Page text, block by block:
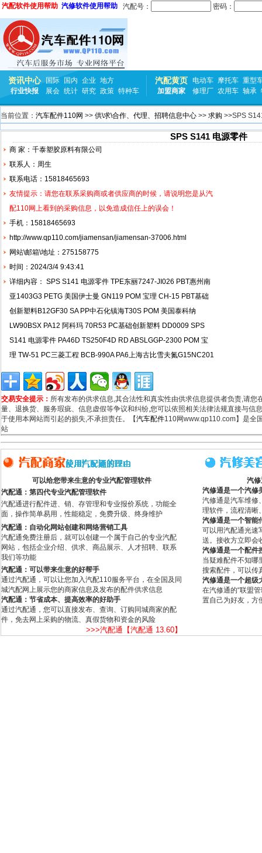
汽配软件使用帮助 汽修软件使用帮助 汽配号： 密码：
资讯中心 国际 国内 企业 地方
行业快报
展会 统计 研究 政策 特种车
汽配黄页 电动车 摩托车 重型
加盟商家
修理厂 农用车 轴承
当前位置： 汽车配件110网 >> 供\求\合作、代理、招聘信息中心 >> 求购 >>SPS
SPS S141 电源零件
商 家：千泰塑胶原料有限公司
联系人：周生
联系电话：15818465693
友情提示：请您在联系采购商或者供应商的时候，请说明您是从汽
配110网上看到的采购信息，以免造成信任上的误会！
手机：15818465693
http://www.qp110.com/jiamensan/jiamensan-37006.html
网站\邮箱\地址：275158775
时间：2024/3/4 9:43:41
详细内容： SPS S141 电源零件 TPE东丽7247-JI026 PBT惠州南
亚1403G3 PETG 美国伊士曼 GN119 POM 宝理 CH-15 PBT基础
创新塑料B12GF30 SA PP中石化镇海T30S POM 美国泰科纳
LW90BSX PA12 阿科玛 70R53 PC基础创新塑料 DD0009 SPS
S141 电源零件 PA46D TS250F4D RD ABSLGGP-2300 POM 宝
理 TW-51 PC三菱工程 BCB-990A PA6上海古比雪夫氮G15NC201
交易安全提示： 所有发布的供求信息,其合法性和真实性由供求信息提供者负责,请
量、退换货、服务瑕疵、信息虚假等争议和纠纷,您可以依照相关法律法规直接与信
于使用本网站而引起的损失,不承担责任。【汽车配件110网www.qp110.com】是全
站
可以给您带来生意的专业汽配管理软件
汽配通：第四代专业汽配管理软件
汽配通进行配件进、销、存管理和专业报价系统，功能全
面，操作简单易用，性能稳定，免费升级、终身维护
汽配通：自动化网站创建和网络营销工具
汽配通免费注册后，就可以创建一个属于自己的专业汽配
网站，包括企业介绍、供求、商品展示、人才招聘、联系
我们等功能
汽配通：可以带来生意的好帮手
通过汽配通，可以让您加入汽配110服务平台，在全国及同
城汽配网上展示您的商家信息及发布的配件供求信息
汽配通：节省成本、提高效率的好助手
通过汽配通，您可以直接发布、查询、订购同城商家的配
件，免去网上采购的物流、真假货物和资金的风险
>>>汽配通【汽配通 13.60】
汽
汽修通是一个汽修
汽修通是汽车维修
理软件，流程清晰
汽修通是一个智能
可以用汽配通光速
送。接收方立即会
汽修通是一个配件
当疑难配件不知哪
搜索配件，可以传
汽修通是一个超级
在汽修通的“联盟
置自己为好友，方